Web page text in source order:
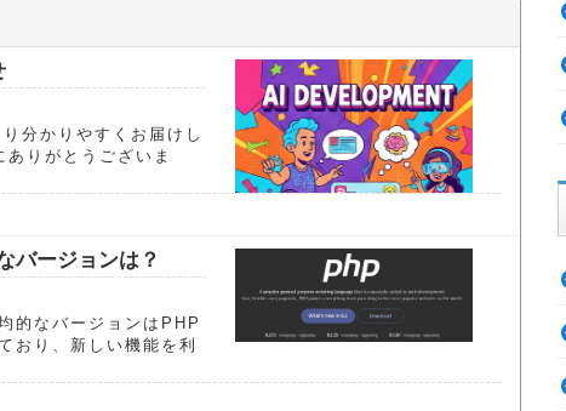
分かりやすくお届けし
りがとうございま
バージョンは？
的なバージョンはPHP
おり、新しい機能を利